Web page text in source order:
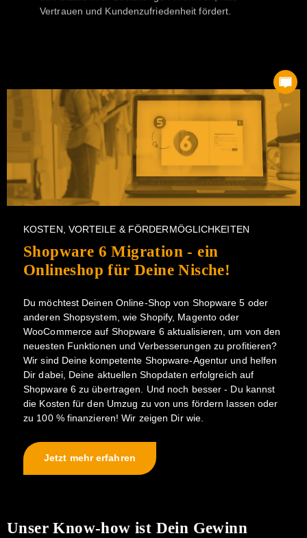
den Status ihrer Bestellungen informiert, was
KOSTEN, VORTEILE & FÖRDERMÖGLICHKEITEN
Shopware 6 Migration - ein
Onlineshop für Deine Nische!
Du möchtest Deinen Online-Shop von Shopware 5 oder
anderen Shopsystem, wie Shopify, Magento oder
WooCommerce auf Shopware 6 aktualisieren, um von den
neuesten Funktionen und Verbesserungen zu profitieren?
Wir sind Deine kompetente Shopware-Agentur und helfen
Dir dabei, Deine aktuellen Shopdaten erfolgreich auf
Shopware 6 zu übertragen. Und noch besser - Du kannst
die Kosten für den Umzug zu von uns fördern lassen oder
zu 100 % finanzieren! Wir zeigen Dir wie.
Jetzt mehr erfahren
Unser Know-how ist Dein Gewinn